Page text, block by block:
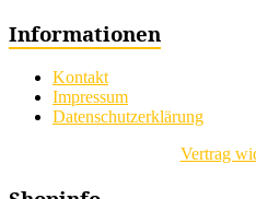
Informationen
Kontakt
Impressum
Datenschutzerklärung
Vertrag